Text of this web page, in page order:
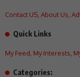
Contact US About Us
Quick Links
My Feed My Interests
Categories: